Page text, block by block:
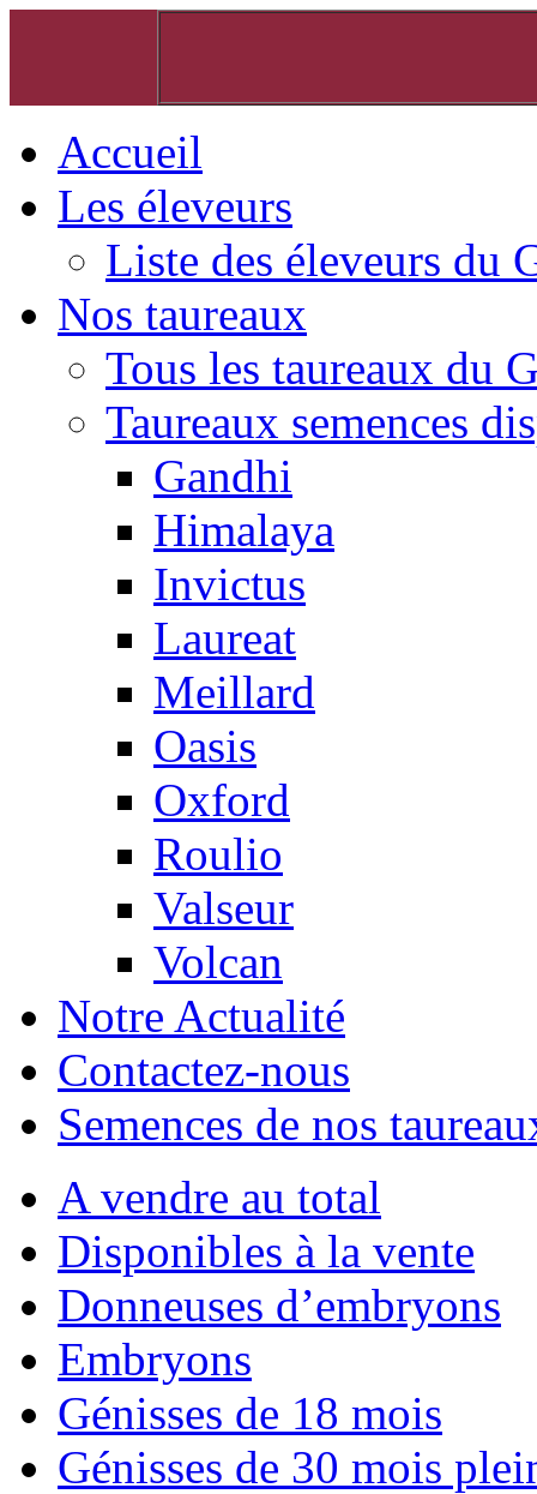
Accueil
Les éleveurs
Liste des éleveurs du
Nos taureaux
Tous les taureaux du
Taureaux semences
Gandhi
Himalaya
Invictus
Laureat
Meillard
Oasis
Oxford
Roulio
Valseur
Volcan
Notre Actualité
Contactez-nous
Semences de nos
A vendre au total
Disponibles à la vente
Donneuses d’embryons
Embryons
Génisses de 18 mois
Génisses de 30 mois